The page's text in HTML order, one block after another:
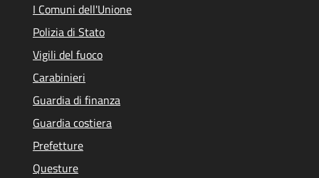
I Comuni dell'Unione
Polizia di Stato
Vigili del fuoco
Carabinieri
Guardia di finanza
Guardia costiera
Prefetture
Questure